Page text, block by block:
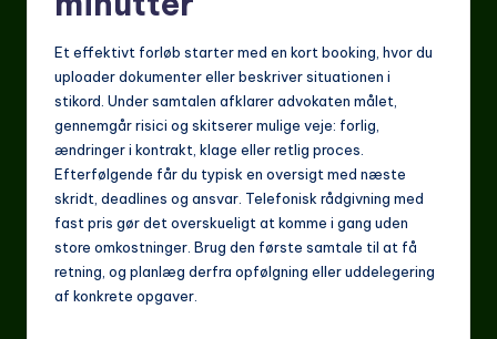
Et effektivt forløb starter med en kort booking, hvor du
uploader dokumenter eller beskriver situationen i
stikord. Under samtalen afklarer advokaten målet,
gennemgår risici og skitserer mulige veje: forlig,
ændringer i kontrakt, klage eller retlig proces.
Efterfølgende får du typisk en oversigt med næste
skridt, deadlines og ansvar. Telefonisk rådgivning med
fast pris gør det overskueligt at komme i gang uden
store omkostninger. Brug den første samtale til at få
retning, og planlæg derfra opfølgning eller uddelegering
af konkrete opgaver.